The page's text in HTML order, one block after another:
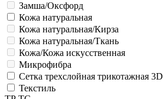
Замша/Оксфорд
Кожа натуральная
Кожа натуральная/Кирза
Кожа натуральная/Ткань
Кожа/Кожа искусственная
Микрофибра
Сетка трехслойная трикотажная 3D
Текстиль